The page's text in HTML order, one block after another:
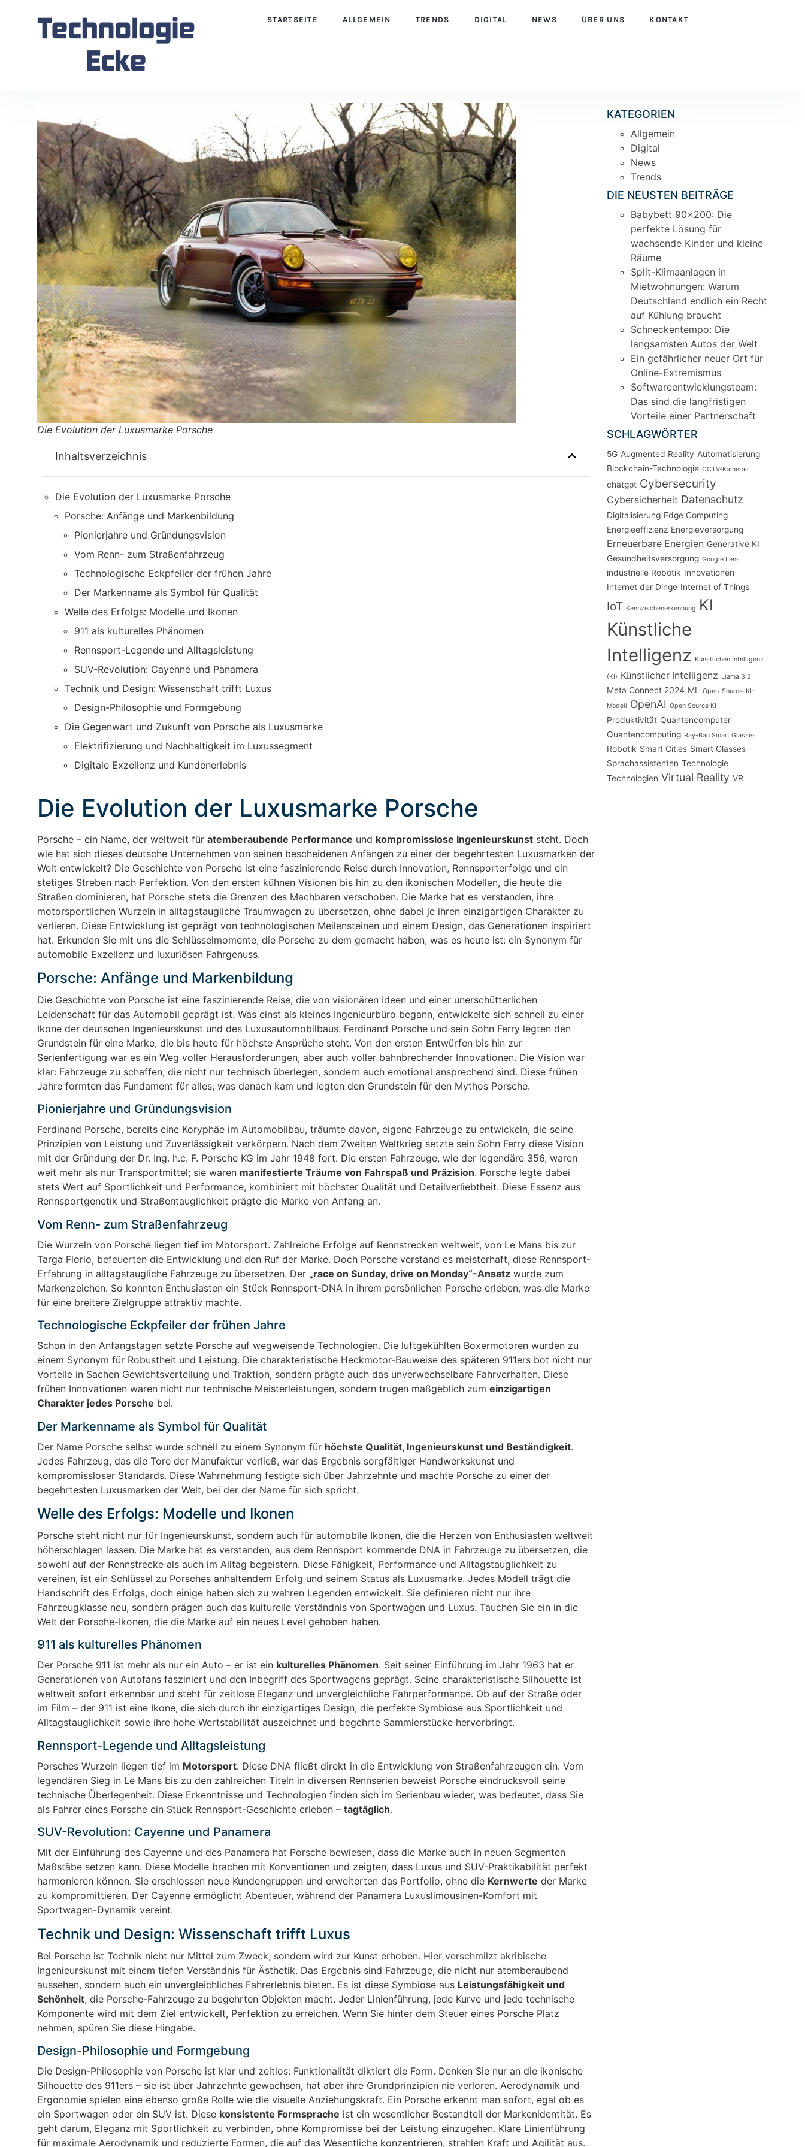
STARTSEITE ALLGEMEIN TRENDS DIGITAL NEWS ÜBER UNS KONTAKT
Die Evolution der Luxusmarke Porsche
Inhaltsverzeichnis
Die Evolution der Luxusmarke Porsche
Porsche: Anfänge und Markenbildung
Pionierjahre und Gründungsvision
Vom Renn- zum Straßenfahrzeug
Technologische Eckpfeiler der frühen Jahre
Der Markenname als Symbol für Qualität
Welle des Erfolgs: Modelle und Ikonen
911 als kulturelles Phänomen
Rennsport-Legende und Alltagsleistung
SUV-Revolution: Cayenne und Panamera
Technik und Design: Wissenschaft trifft Luxus
Design-Philosophie und Formgebung
Die Gegenwart und Zukunft von Porsche als Luxusmarke
Elektrifizierung und Nachhaltigkeit im Luxussegment
Digitale Exzellenz und Kundenerlebnis
Die Evolution der Luxusmarke Porsche
Porsche – ein Name, der weltweit für atemberaubende Performance und kompromisslose Ingenieurskunst steht. Doch
wie hat sich dieses deutsche Unternehmen von seinen bescheidenen Anfängen zu einer der begehrtesten Luxusmarken der
Welt entwickelt? Die Geschichte von Porsche ist eine faszinierende Reise durch Innovation, Rennsporterfolge und ein
stetiges Streben nach Perfektion. Von den ersten kühnen Visionen bis hin zu den ikonischen Modellen, die heute die
Straßen dominieren, hat Porsche stets die Grenzen des Machbaren verschoben. Die Marke hat es verstanden, ihre
motorsportlichen Wurzeln in alltagstaugliche Traumwagen zu übersetzen, ohne dabei je ihren einzigartigen Charakter zu
verlieren. Diese Entwicklung ist geprägt von technologischen Meilensteinen und einem Design, das Generationen inspiriert
hat. Erkunden Sie mit uns die Schlüsselmomente, die Porsche zu dem gemacht haben, was es heute ist: ein Synonym für
automobile Exzellenz und luxuriösen Fahrgenuss.
Porsche: Anfänge und Markenbildung
Die Geschichte von Porsche ist eine faszinierende Reise, die von visionären Ideen und einer unerschütterlichen
Leidenschaft für das Automobil geprägt ist. Was einst als kleines Ingenieurbüro begann, entwickelte sich schnell zu einer
Ikone der deutschen Ingenieurskunst und des Luxusautomobilbaus. Ferdinand Porsche und sein Sohn Ferry legten den
Grundstein für eine Marke, die bis heute für höchste Ansprüche steht. Von den ersten Entwürfen bis hin zur
Serienfertigung war es ein Weg voller Herausforderungen, aber auch voller bahnbrechender Innovationen. Die Vision war
klar: Fahrzeuge zu schaffen, die nicht nur technisch überlegen, sondern auch emotional ansprechend sind. Diese frühen
Jahre formten das Fundament für alles, was danach kam und legten den Grundstein für den Mythos Porsche.
Pionierjahre und Gründungsvision
Ferdinand Porsche, bereits eine Koryphäe im Automobilbau, träumte davon, eigene Fahrzeuge zu entwickeln, die seine
Prinzipien von Leistung und Zuverlässigkeit verkörpern. Nach dem Zweiten Weltkrieg setzte sein Sohn Ferry diese Vision
mit der Gründung der Dr. Ing. h.c. F. Porsche KG im Jahr 1948 fort. Die ersten Fahrzeuge, wie der legendäre 356, waren
weit mehr als nur Transportmittel; sie waren manifestierte Träume von Fahrspaß und Präzision. Porsche legte dabei
stets Wert auf Sportlichkeit und Performance, kombiniert mit höchster Qualität und Detailverliebtheit. Diese Essenz aus
Rennsportgenetik und Straßentauglichkeit prägte die Marke von Anfang an.
Vom Renn- zum Straßenfahrzeug
Die Wurzeln von Porsche liegen tief im Motorsport. Zahlreiche Erfolge auf Rennstrecken weltweit, von Le Mans bis zur
Targa Florio, befeuerten die Entwicklung und den Ruf der Marke. Doch Porsche verstand es meisterhaft, diese Rennsport-
Erfahrung in alltagstaugliche Fahrzeuge zu übersetzen. Der „race on Sunday, drive on Monday“-Ansatz wurde zum
Markenzeichen. So konnten Enthusiasten ein Stück Rennsport-DNA in ihrem persönlichen Porsche erleben, was die Marke
für eine breitere Zielgruppe attraktiv machte.
Technologische Eckpfeiler der frühen Jahre
Schon in den Anfangstagen setzte Porsche auf wegweisende Technologien. Die luftgekühlten Boxermotoren wurden zu
einem Synonym für Robustheit und Leistung. Die charakteristische Heckmotor-Bauweise des späteren 911ers bot nicht nur
Vorteile in Sachen Gewichtsverteilung und Traktion, sondern prägte auch das unverwechselbare Fahrverhalten. Diese
frühen Innovationen waren nicht nur technische Meisterleistungen, sondern trugen maßgeblich zum einzigartigen
Charakter jedes Porsche bei.
Der Markenname als Symbol für Qualität
Der Name Porsche selbst wurde schnell zu einem Synonym für höchste Qualität, Ingenieurskunst und Beständigkeit.
Jedes Fahrzeug, das die Tore der Manufaktur verließ, war das Ergebnis sorgfältiger Handwerkskunst und
kompromissloser Standards. Diese Wahrnehmung festigte sich über Jahrzehnte und machte Porsche zu einer der
begehrtesten Luxusmarken der Welt, bei der der Name für sich spricht.
Welle des Erfolgs: Modelle und Ikonen
Porsche steht nicht nur für Ingenieurskunst, sondern auch für automobile Ikonen, die die Herzen von Enthusiasten weltweit
höherschlagen lassen. Die Marke hat es verstanden, aus dem Rennsport kommende DNA in Fahrzeuge zu übersetzen, die
sowohl auf der Rennstrecke als auch im Alltag begeistern. Diese Fähigkeit, Performance und Alltagstauglichkeit zu
vereinen, ist ein Schlüssel zu Porsches anhaltendem Erfolg und seinem Status als Luxusmarke. Jedes Modell trägt die
Handschrift des Erfolgs, doch einige haben sich zu wahren Legenden entwickelt. Sie definieren nicht nur ihre
Fahrzeugklasse neu, sondern prägen auch das kulturelle Verständnis von Sportwagen und Luxus. Tauchen Sie ein in die
Welt der Porsche-Ikonen, die die Marke auf ein neues Level gehoben haben.
911 als kulturelles Phänomen
Der Porsche 911 ist mehr als nur ein Auto – er ist ein kulturelles Phänomen. Seit seiner Einführung im Jahr 1963 hat er
Generationen von Autofans fasziniert und den Inbegriff des Sportwagens geprägt. Seine charakteristische Silhouette ist
weltweit sofort erkennbar und steht für zeitlose Eleganz und unvergleichliche Fahrperformance. Ob auf der Straße oder
im Film – der 911 ist eine Ikone, die sich durch ihr einzigartiges Design, die perfekte Symbiose aus Sportlichkeit und
Alltagstauglichkeit sowie ihre hohe Wertstabilität auszeichnet und begehrte Sammlerstücke hervorbringt.
Rennsport-Legende und Alltagsleistung
Porsches Wurzeln liegen tief im Motorsport. Diese DNA fließt direkt in die Entwicklung von Straßenfahrzeugen ein. Vom
legendären Sieg in Le Mans bis zu den zahlreichen Titeln in diversen Rennserien beweist Porsche eindrucksvoll seine
technische Überlegenheit. Diese Erkenntnisse und Technologien finden sich im Serienbau wieder, was bedeutet, dass Sie
als Fahrer eines Porsche ein Stück Rennsport-Geschichte erleben – tagtäglich.
SUV-Revolution: Cayenne und Panamera
Mit der Einführung des Cayenne und des Panamera hat Porsche bewiesen, dass die Marke auch in neuen Segmenten
Maßstäbe setzen kann. Diese Modelle brachen mit Konventionen und zeigten, dass Luxus und SUV-Praktikabilität perfekt
harmonieren können. Sie erschlossen neue Kundengruppen und erweiterten das Portfolio, ohne die Kernwerte der Marke
zu kompromittieren. Der Cayenne ermöglicht Abenteuer, während der Panamera Luxuslimousinen-Komfort mit
Sportwagen-Dynamik vereint.
Technik und Design: Wissenschaft trifft Luxus
Bei Porsche ist Technik nicht nur Mittel zum Zweck, sondern wird zur Kunst erhoben. Hier verschmilzt akribische
Ingenieurskunst mit einem tiefen Verständnis für Ästhetik. Das Ergebnis sind Fahrzeuge, die nicht nur atemberaubend
aussehen, sondern auch ein unvergleichliches Fahrerlebnis bieten. Es ist diese Symbiose aus Leistungsfähigkeit und
Schönheit, die Porsche-Fahrzeuge zu begehrten Objekten macht. Jeder Linienführung, jede Kurve und jede technische
Komponente wird mit dem Ziel entwickelt, Perfektion zu erreichen. Wenn Sie hinter dem Steuer eines Porsche Platz
nehmen, spüren Sie diese Hingabe.
Design-Philosophie und Formgebung
Die Design-Philosophie von Porsche ist klar und zeitlos: Funktionalität diktiert die Form. Denken Sie nur an die ikonische
Silhouette des 911ers – sie ist über Jahrzehnte gewachsen, hat aber ihre Grundprinzipien nie verloren. Aerodynamik und
Ergonomie spielen eine ebenso große Rolle wie die visuelle Anziehungskraft. Ein Porsche erkennt man sofort, egal ob es
ein Sportwagen oder ein SUV ist. Diese konsistente Formsprache ist ein wesentlicher Bestandteil der Markenidentität. Es
geht darum, Eleganz mit Sportlichkeit zu verbinden, ohne Kompromisse bei der Leistung einzugehen. Klare Linienführung
für maximale Aerodynamik und reduzierte Formen, die auf das Wesentliche konzentrieren, strahlen Kraft und Agilität aus.
KATEGORIEN
Allgemein
Digital
News
Trends
DIE NEUSTEN BEITRÄGE
Babybett 90×200: Die
perfekte Lösung für
wachsende Kinder und kleine
Räume
Split-Klimaanlagen in
Mietwohnungen: Warum
Deutschland endlich ein Recht
auf Kühlung braucht
Schneckentempo: Die
langsamsten Autos der Welt
Ein gefährlicher neuer Ort für
Online-Extremismus
Softwareentwicklungsteam:
Das sind die langfristigen
Vorteile einer Partnerschaft
SCHLAGWÖRTER
5G Augmented Reality Automatisierung
Blockchain-Technologie CCTV-Kameras
chatgpt Cybersecurity
Cybersicherheit Datenschutz
Digitalisierung Edge Computing
Energieeffizienz Energieversorgung
Erneuerbare Energien Generative KI
Gesundheitsversorgung Google Lens
industrielle Robotik Innovationen
Internet der Dinge Internet of Things
IoT Kennzeichenerkennung KI
Künstliche
Intelligenz Künstlichen Intelligenz
(KI) Künstlicher Intelligenz Llama 3.2
Meta Connect 2024 ML
Open-Source-KI-
Modell OpenAI Open Source KI
Produktivität Quantencomputer
Quantencomputing Ray-Ban Smart Glasses
Robotik Smart Cities Smart Glasses
Sprachassistenten Technologie
Technologien Virtual Reality VR